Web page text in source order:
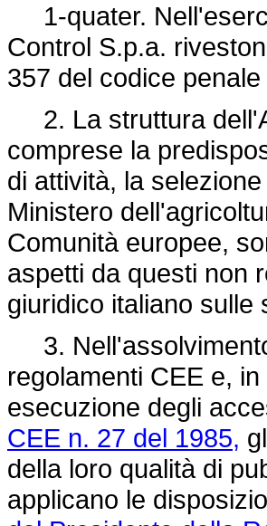
1-quater.
Control S.p.a.
357 del codice penale
2. La struttura
comprese la
di attività, la
Ministero
Comunità europee,
aspetti da questi non
giuridico italiano sulle
3.
regolamenti CEE e,
esecuzione degli
CEE n. 27 del 1985,
della loro qualità di
applicano le